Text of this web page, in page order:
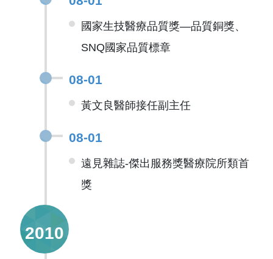
國家生技醫療品質獎—品質銅獎、
SNQ國家品質標章
08-01
黃文良醫師接任副主任
08-01
遠見雜誌-傑出服務獎醫療院所類首
獎
2010